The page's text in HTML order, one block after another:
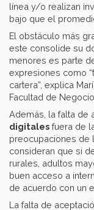
línea y/o realizan
bajo que el
El obstáculo más
este consolide su
menores es parte
expresiones como
cartera”, explica
Facultad de
Además, la falta de
digitales fuera de
preocupaciones de
consideran que si
rurales, adultos
buen acceso a
de acuerdo con un
La falta de